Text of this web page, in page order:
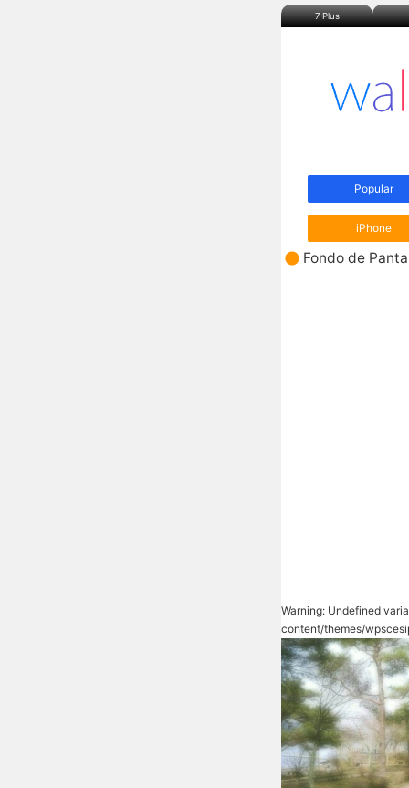
7 Plus
Popular
iPhone
Fondo de
Warning: Undefined
content/themes/